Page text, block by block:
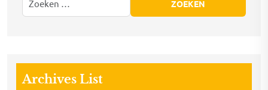
Archives List